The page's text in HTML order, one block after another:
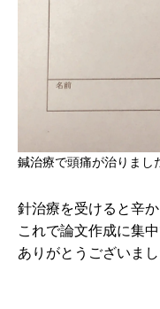
鍼治療で頭痛が治りまし
針治療を受けると辛
これで論文作成に集中
ありがとうございまし